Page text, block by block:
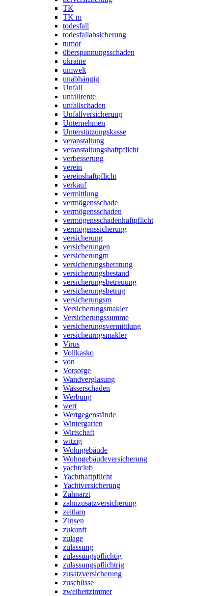
TK
TK m
todesfall
todesfallabsicherung
tumor
überspannungsschaden
ukraine
umwelt
unabhängig
Unfall
unfallrente
unfallschaden
Unfallversicherung
Unternehmen
Unterstützungskasse
veranstaltung
veranstaltungshaftpflicht
verbesserung
verein
vereinshaftpflicht
verkauf
vermittlung
vermögensschade
vermögensschaden
vermögensschadenhaftpflicht
vermögenssicherung
versicherung
versicherungen
versicherungm
versicherungsberatung
versicherungsbestand
versicherungsbetreuung
versicherungsbetrug
versicherungsm
Versicherungsmakler
Versicherungssumme
versicherungsvermittlung
versicheurngsmakler
Virus
Vollkasko
von
Vorsorge
Wandverglasung
Wasserschaden
Werbung
wert
Wertgegenstände
Wintergarten
Wirtschaft
witzig
Wohngebäude
Wohngebäudeversicherung
yachtclub
Yachthaftpflicht
Yachtversicherung
Zahnarzt
zahnzusatzversicherung
zeitlarn
Zinsen
zukunft
zulage
zulassung
zulassungspflichtig
zulassungspflichtrig
zusatzversicherung
zuschüsse
zweibettzimmer